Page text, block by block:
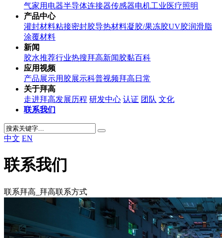
气家用电器半导体连接器传感器电机工业医疗照明
产品中心
灌封材料粘接密封胶导热材料凝胶/果冻胶UV胶润滑脂
涂覆材料
新闻
胶水推荐行业热搜拜高新闻胶黏百科
应用视频
产品展示用胶展示科普视频拜高日常
关于拜高
走进拜高发展历程 研发中心 认证 团队 文化
联系我们
中文 EN
联系我们
联系拜高_拜高联系方式